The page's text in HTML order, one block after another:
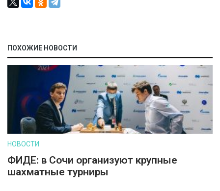
ПОХОЖИЕ НОВОСТИ
НОВОСТИ
ФИДЕ: в Сочи организуют крупные
шахматные турниры